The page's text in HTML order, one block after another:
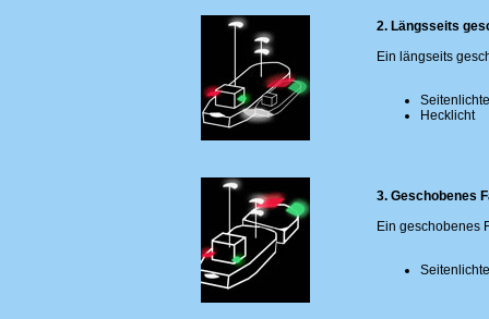
2. Längsseits
Ein längseits
Hecklicht
3. Geschobenes
Ein geschobenes